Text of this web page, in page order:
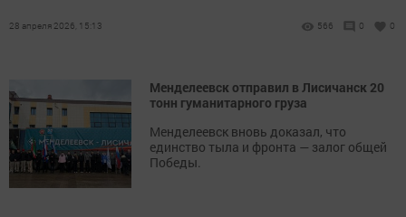
28 апреля 2026, 15:13 566 0 0
Менделеевск отправил в Лисичанск 20
тонн гуманитарного груза
Менделеевск вновь доказал, что
единство тыла и фронта — залог общей
Победы.